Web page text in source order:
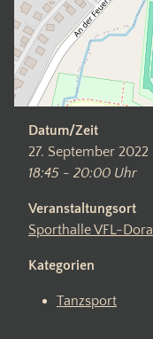
Datum/Zeit
27. September 2022
18:45 - 20:00 Uhr
Veranstaltungsort
Sporthalle VFL-
Kategorien
Tanzsport